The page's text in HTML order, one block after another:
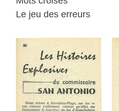
Le jeu des erreurs